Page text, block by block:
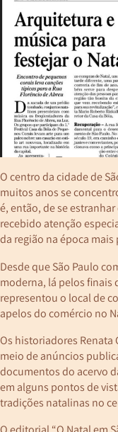
O centro da cidade de
muitos anos se
é, então, de se
recebido atenção
da região na época
Desde que São Paulo
moderna, lá pelos finais
representou o local de
apelos do comércio no
Os historiadores Renata
meio de anúncios
documentos do acervo
em alguns pontos de
tradições natalinas no